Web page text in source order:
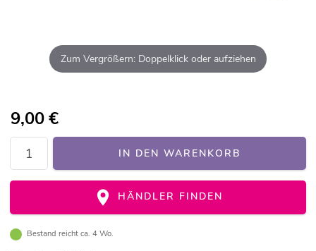
Zum Vergrößern: Doppelklick oder aufziehen
9,00€
IN DEN WARENKORB
HÄNDLER FINDEN
Bestand reicht ca. 4 Wo.